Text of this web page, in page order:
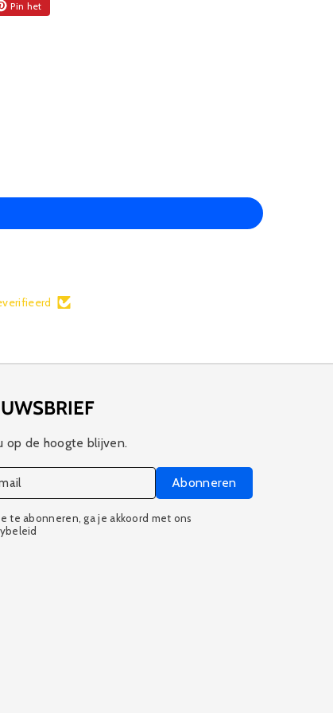
Pin het
op de hoogte blijven.
Abonneren
te abonneren, ga je akkoord met ons